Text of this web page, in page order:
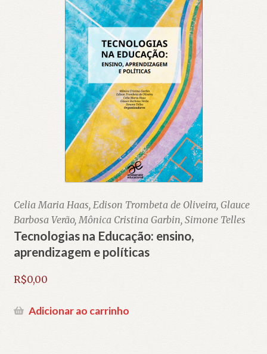
Celia Maria Haas, Edison Trombeta de Oliveira, Glauce
Barbosa Verão, Mônica Cristina Garbin, Simone Telles
Tecnologias na Educação: ensino,
aprendizagem e políticas
R$0,00
Adicionar ao carrinho